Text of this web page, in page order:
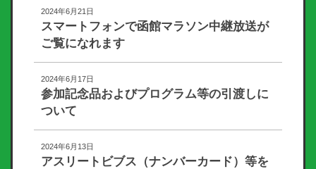
2024年6月21日
スマートフォンで函館マラソン中継放送が
ご覧になれます
2024年6月17日
参加記念品およびプログラム等の引渡しに
ついて
2024年6月13日
アスリートビブス（ナンバーカード）等を